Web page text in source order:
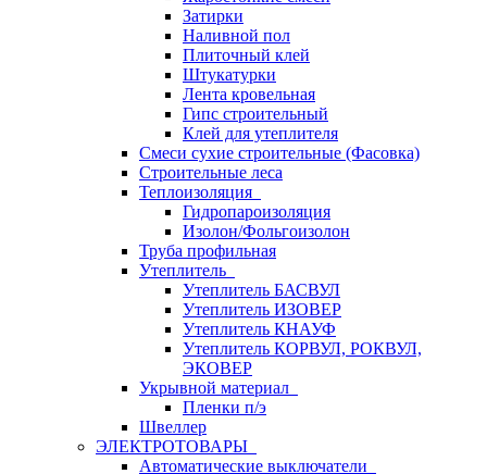
Затирки
Наливной пол
Плиточный клей
Штукатурки
Лента кровельная
Гипс строительный
Клей для утеплителя
Смеси сухие строительные (Фасовка)
Строительные леса
Теплоизоляция
Гидропароизоляция
Изолон/Фольгоизолон
Труба профильная
Утеплитель
Утеплитель БАСВУЛ
Утеплитель ИЗОВЕР
Утеплитель КНАУФ
Утеплитель КОРВУЛ, РОКВУЛ,
ЭКОВЕР
Укрывной материал
Пленки п/э
Швеллер
ЭЛЕКТРОТОВАРЫ
Автоматические выключатели